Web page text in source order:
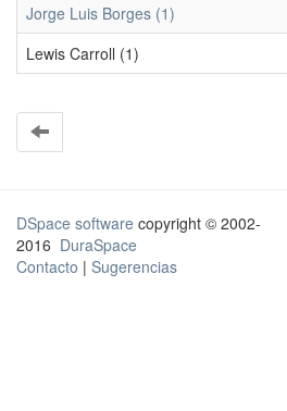
Jorge Luis Borges (1)
Lewis Carroll (1)
DSpace software copyright © 2002-
2016 DuraSpace
Contacto | Sugerencias